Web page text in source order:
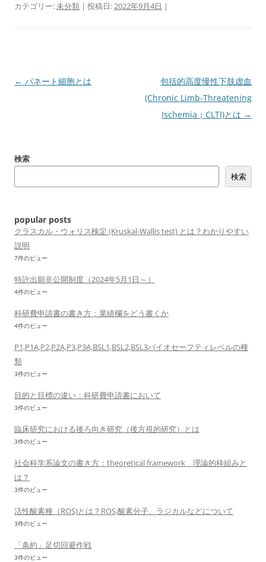
カテゴリー:未分類 | 投稿日:2022年9月4日 |
投
ー
← パネート細胞とは
包括的高度慢性下肢虚血
(Chronic Limb-Threatening
Ischemia；CLTI)とは →
検索
検索
popular posts
クラスカル・ウォリス検定 (Kruskal-Wallis test) とは？わかりやすい
説明
7件のビュー
特許出願非公開制度（2024年5月1日～）
4件のビュー
科研費申請書の書き方：業績欄をどう書くか
4件のビュー
P1,P1A,P2,P2A,P3,P3A,BSL1,BSL2,BSL3バイオセーフティレベルの種
類
3件のビュー
目的と目標の違い：科研費申請書において
3件のビュー
臨床研究における後ろ向き研究（後方視的研究）とは
3件のビュー
社会科学系論文の書き方：theoretical framework 理論的枠組みと
は？
3件のビュー
活性酸素種（ROS)とは？ROS,酸素分子、ラジカルなどについて
3件のビュー
「条約」足切回避作戦
3件のビュー